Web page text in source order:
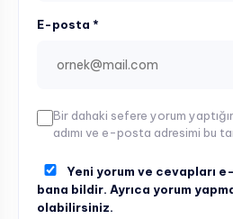
E-posta *
Bir dahaki sefere yorum
adımı ve e-posta adresimi bu
Yeni yorum ve cevapları
bana bildir. Ayrıca yorum
olabilirsiniz.